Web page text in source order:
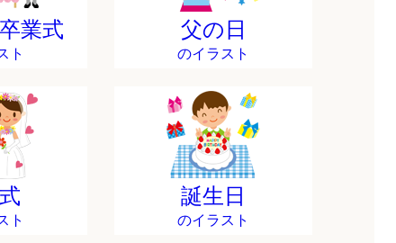
業式
ト
父の日
のイラスト
ト
誕生日
のイラスト